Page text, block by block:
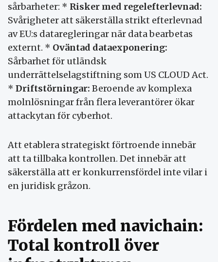
sårbarheter: * Risker med regelefterlevnad:
Svårigheter att säkerställa strikt efterlevnad
av EU:s dataregleringar när data bearbetas
externt. * Oväntad dataexponering:
Sårbarhet för utländsk
underrättelselagstiftning som US CLOUD Act.
* Driftstörningar: Beroende av komplexa
molnlösningar från flera leverantörer ökar
attackytan för cyberhot.
Att etablera strategiskt förtroende innebär
att ta tillbaka kontrollen. Det innebär att
säkerställa att er konkurrensfördel inte vilar i
en juridisk gråzon.
Fördelen med navichain:
Total kontroll över